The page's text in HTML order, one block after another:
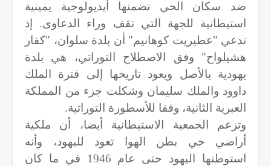
ضد سكان الحي تضمنها أيديولوجية يمينية
استيطانية للجهة التي تقف وراء الدعاوى. إذ
تدعي "عطيريت كوهانيم" أن بلدة سلوان، "كفار
هشيلواح" وفق الاصطلاح التوراتي، هي بلدة
يهودية بالأصل ويعود تاريخها إلى فترة الملك
داوود والملك سليمان وشكلت جزء من المملكة
العبرية الثانية، وفقا للأسطورة التوراتية.
وتزعم الجمعية الاستيطانية أيضا، أن ملكية
أراضي حي بطن الهوا تعود لليهود، وأنه
استوطنها اليهود حتى عام 1946 في ما كان